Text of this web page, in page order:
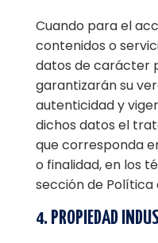
Cuando para el
contenidos o
datos de carácter
garantizarán su
autenticidad y
dichos datos el
que corresponda
o finalidad, en los
sección de Política
4. PROPIEDAD